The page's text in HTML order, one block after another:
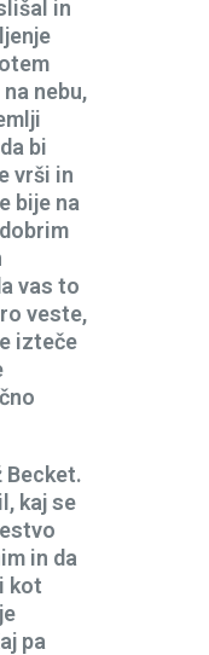
in
nebu,
bi
vrši in
bije na
vas to
veste,
izteče
Becket.
kaj se
in da
kot
pa